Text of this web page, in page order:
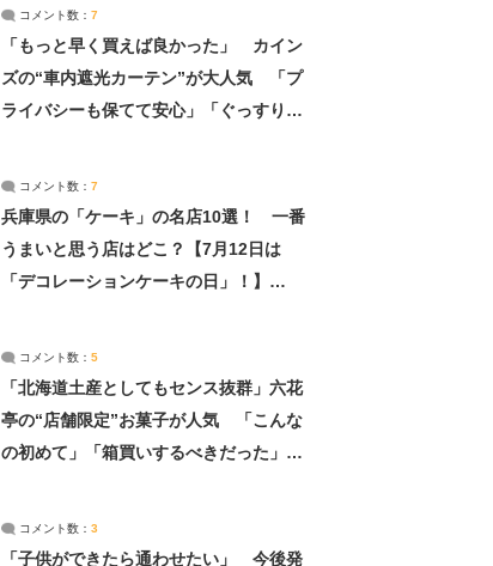
コメント数： 7
「もっと早く買えば良かった」 カイン
ズの“車内遮光カーテン”が大人気 「プ
ライバシーも保てて安心」「ぐっすり眠
コメント数： 7
兵庫県の「ケーキ」の名店10選！ 一番
うまいと思う店はどこ？【7月12日は
「デコレーションケーキの日」！】
コメント数： 5
「北海道土産としてもセンス抜群」六花
亭の“店舗限定”お菓子が人気 「こんな
の初めて」「箱買いするべきだった」
コメント数： 3
「子供ができたら通わせたい」 今後発